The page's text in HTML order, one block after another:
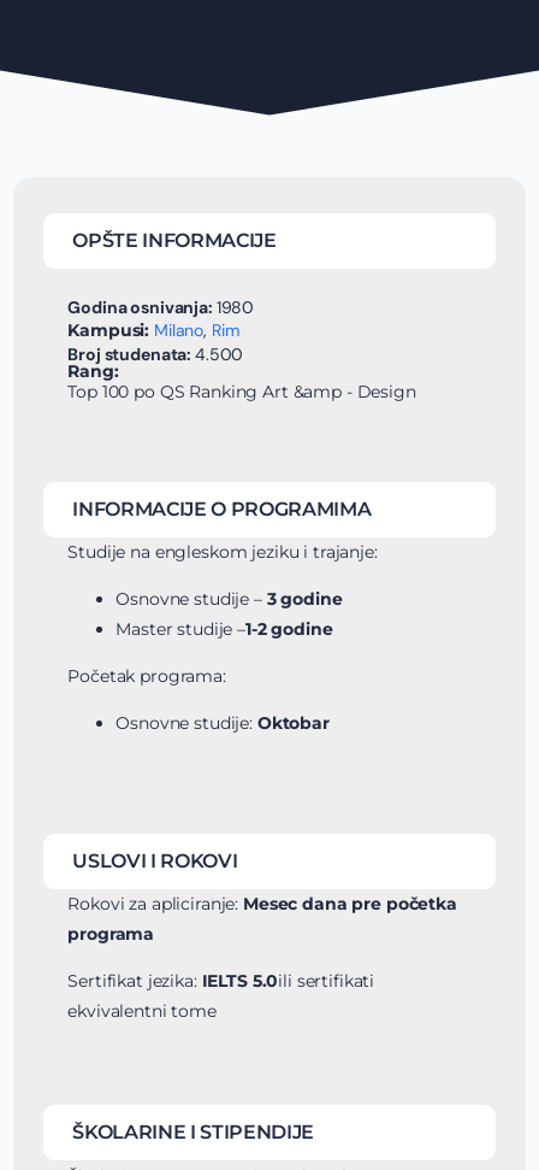
OPŠTE INFORMACIJE
Godina osnivanja: 1980
Kampusi: Milano, Rim
Broj studenata: 4.500
Rang:
Top 100 po QS Ranking Art &amp - Design
INFORMACIJE O PROGRAMIMA
Studije na engleskom jeziku i trajanje:
Osnovne studije –3 godine
Master studije –1-2 godine
Početak programa:
Osnovne studije: Oktobar
USLOVI I ROKOVI
Rokovi za apliciranje: Mesec dana pre početka
programa
Sertifikat jezika: IELTS 5.0ili sertifikati
ekvivalentni tome
ŠKOLARINE I STIPENDIJE